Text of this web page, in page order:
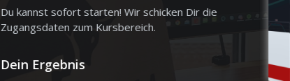
Du kannst sofort starten! Wir schicken Dir die
Zugangsdaten zum Kursbereich.
Dein Ergebnis